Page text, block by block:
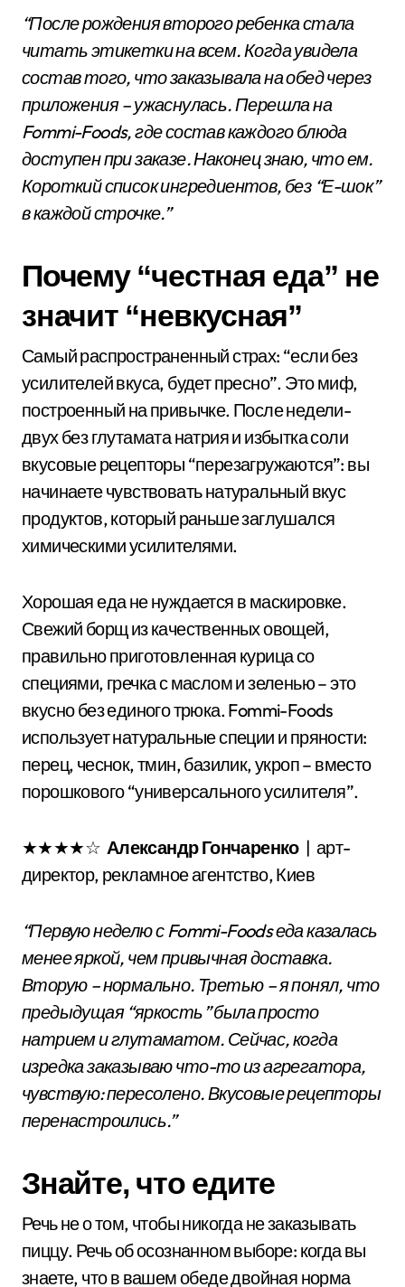
“После рождения второго ребенка стала
читать этикетки на всем. Когда увидела
состав того, что заказывала на обед через
приложения – ужаснулась. Перешла на
Fommi-Foods, где состав каждого блюда
доступен при заказе. Наконец знаю, что ем.
Короткий список ингредиентов, без “Е-шок”
в каждой строчке.”
Почему “честная еда” не
значит “невкусная”
Самый распространенный страх: “если без
усилителей вкуса, будет пресно”. Это миф,
построенный на привычке. После недели-
двух без глутамата натрия и избытка соли
вкусовые рецепторы “перезагружаются”: вы
начинаете чувствовать натуральный вкус
продуктов, который раньше заглушался
химическими усилителями.
Хорошая еда не нуждается в маскировке.
Свежий борщ из качественных овощей,
правильно приготовленная курица со
специями, гречка с маслом и зеленью – это
вкусно без единого трюка. Fommi-Foods
использует натуральные специи и пряности:
перец, чеснок, тмин, базилик, укроп – вместо
порошкового “универсального усилителя”.
★★★★☆ Александр Гончаренко| арт-
директор, рекламное агентство, Киев
“Первую неделю с Fommi-Foods еда казалась
менее яркой, чем привычная доставка.
Вторую – нормально. Третью – я понял, что
предыдущая “яркость” была просто
натрием и глутаматом. Сейчас, когда
изредка заказываю что-то из агрегатора,
чувствую: пересолено. Вкусовые рецепторы
перенастроились.”
Знайте, что едите
Речь не о том, чтобы никогда не заказывать
пиццу. Речь об осознанном выборе: когда вы
знаете, что в вашем обеде двойная норма